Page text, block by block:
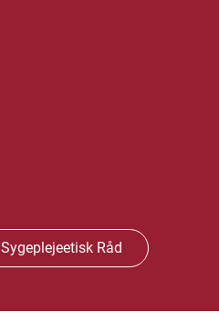
Sygeplejeetisk Råd